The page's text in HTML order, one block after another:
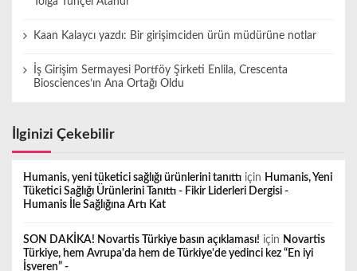
Kaan Kalaycı yazdı: Bir girişimciden ürün müdürüne notlar
İş Girişim Sermayesi Portföy Şirketi Enlila, Crescenta
Biosciences’ın Ana Ortağı Oldu
İlginizi Çekebilir
Humanis, yeni tüketici sağlığı ürünlerini tanıttı için Humanis, Yeni
Tüketici Sağlığı Ürünlerini Tanıttı - Fikir Liderleri Dergisi -
Humanis İle Sağlığına Artı Kat
SON DAKİKA! Novartis Türkiye basın açıklaması! için Novartis
Türkiye, hem Avrupa'da hem de Türkiye'de yedinci kez “En iyi
İşveren” -